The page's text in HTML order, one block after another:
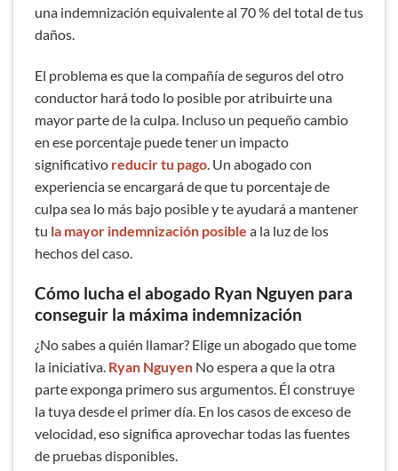
una indemnización equivalente al 70 % del total de tus
daños.
El problema es que la compañía de seguros del otro
conductor hará todo lo posible por atribuirte una
mayor parte de la culpa. Incluso un pequeño cambio
en ese porcentaje puede tener un impacto
significativo reducir tu pago . Un abogado con
experiencia se encargará de que tu porcentaje de
culpa sea lo más bajo posible y te ayudará a mantener
tu la mayor indemnización posible a la luz de los
hechos del caso.
Cómo lucha el abogado Ryan Nguyen para
conseguir la máxima indemnización
¿No sabes a quién llamar? Elige un abogado que tome
la iniciativa. Ryan Nguyen No espera a que la otra
parte exponga primero sus argumentos. Él construye
la tuya desde el primer día. En los casos de exceso de
velocidad, eso significa aprovechar todas las fuentes
de pruebas disponibles.